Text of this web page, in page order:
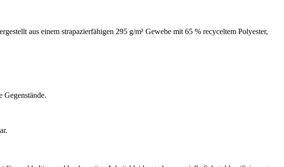
aus einem strapazierfähigen 295 g/m² Gewebe mit 65 % recyceltem Polyester,
Gegenstände.